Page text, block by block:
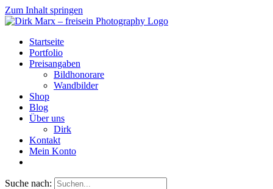
Zum Inhalt springen
Startseite
Portfolio
Preisangaben
Bildhonorare
Wandbilder
Shop
Blog
Über uns
Dirk
Kontakt
Mein Konto
Suche nach: